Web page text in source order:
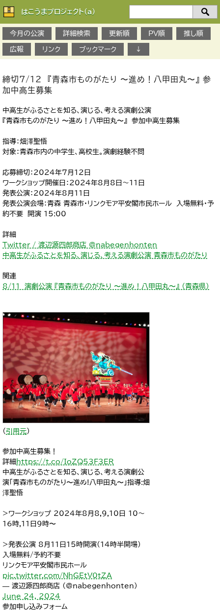
はこうまプロジェクト(a)
今月の公演
詳細検索 更新順 PV順 推し順
広報 リンク ブックマーク ↓
締切7/12 『青森市ものがたり 〜進め！八甲田丸〜』 参
加中高生募集
中高生がふるさとを知る、演じる、考える演劇公演
『青森市ものがたり 〜進め！八甲田丸〜』 参加中高生募集
指導：畑澤聖悟
対象：青森市内の中学生、高校生。演劇経験不問
応募締切：2024年7月12日
ワークショップ開催日：2024年8月8日～11日
発表公演：2024年8月11日
発表公演会場：青森 青森市・リンクモア平安閣市民ホール 入場無料・予
約不要 開演 15:00
詳細
Twitter / 渡辺源四郎商店 @nabegenhonten
中高生がふるさとを知る、演じる、考える演劇公演 青森市ものがたり
関連
8/11 演劇公演 『青森市ものがたり 〜進め！八甲田丸〜』 （青森県）
（ 引用元）
参加中高生募集！
詳細 https://t.co/IoZQ53F3ER
中高生がふるさとを知る、演じる、考える演劇公
演「青森市ものがたり〜進め!八甲田丸〜」指導:畑
澤聖悟
>ワークショップ 2024年8月8,9,10日 10～
16時,11日9時〜
>発表公演 8月11日15時開演(14時半開場)
​入場無料/予約不要
リンクモア平安閣市民ホール
pic.twitter.com/NhGEtV0tZA
— 渡辺源四郎商店 (@nabegenhonten)
June 24, 2024
参加申し込みフォーム